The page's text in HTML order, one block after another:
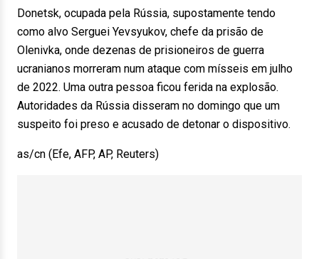
Donetsk, ocupada pela Rússia, supostamente tendo
como alvo Serguei Yevsyukov, chefe da prisão de
Olenivka, onde dezenas de prisioneiros de guerra
ucranianos morreram num ataque com mísseis em julho
de 2022. Uma outra pessoa ficou ferida na explosão.
Autoridades da Rússia disseram no domingo que um
suspeito foi preso e acusado de detonar o dispositivo.
as/cn (Efe, AFP, AP, Reuters)